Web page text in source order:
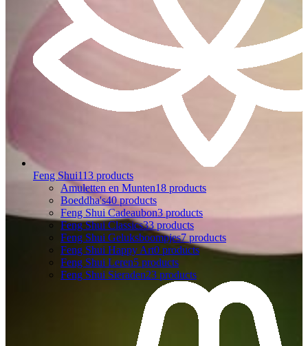
Feng Shui113 products
Amuletten en Munten18 products
Boeddha's40 products
Feng Shui Cadeaubon3 products
Feng Shui Classics33 products
Feng Shui Geluksboompjes7 products
Feng Shui Happy Art0 products
Feng Shui Leren5 products
Feng Shui Sieraden23 products